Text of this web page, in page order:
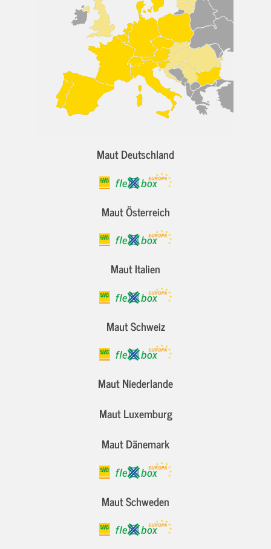
Maut Deutschland
Maut Österreich
Maut Italien
Maut Schweiz
Maut Niederlande
Maut Luxemburg
Maut Dänemark
Maut Schweden